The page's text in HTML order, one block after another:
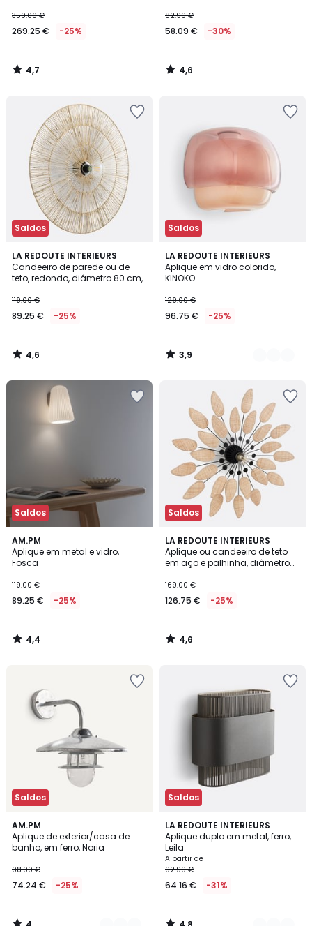
359.00 €
269.25 € -25%
4,7
/
82.99 €
58.09 € -30%
4,6
/
Saldos
LA REDOUTE INTERIEURS
Candeeiro de parede ou de
teto, redondo, diâmetro 80 cm,
119.00 €
89.25 € -25%
4,6
/ 5
4,6
/
Saldos
LA REDOUTE INTERIEURS
Aplique em vidro colorido,
KINOKO
129.00 €
96.75 € -25%
3,9
/ 5
4
Cores
3,9
/
Saldos
AM.PM
Aplique em metal e vidro,
Fosca
119.00 €
89.25 € -25%
4,4
/ 5
4,4
/
Saldos
LA REDOUTE INTERIEURS
Aplique ou candeeiro de teto
em aço e palhinha, diâmetro
169.00 €
126.75 € -25%
4,6
/ 5
4,6
/
Saldos
AM.PM
Aplique de exterior/casa de
banho, em ferro, Noria
98.99 €
74.24 € -25%
4
/
5
2
Cores
Saldos
LA REDOUTE INTERIEURS
Aplique duplo em metal, ferro,
Leila
A partir de
92.99 €
64.16 € -31%
4,8
/ 5
2
Cores